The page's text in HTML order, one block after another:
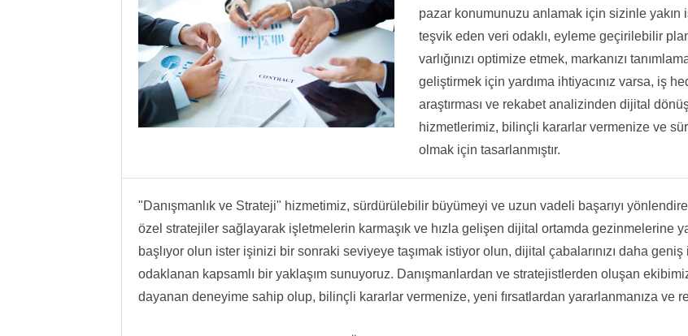
pazar konumunuzu anlamak için sizinle
teşvik eden veri odaklı, eyleme geçirilebilir
varlığınızı optimize etmek, markanızı
geliştirmek için yardıma ihtiyacınız varsa, iş
araştırması ve rekabet analizinden dijital
hizmetlerimiz, bilinçli kararlar vermenize ve
olmak için tasarlanmıştır.
"Danışmanlık ve Strateji" hizmetimiz, sürdürülebilir büyümeyi ve uzun vadeli başarıyı
özel stratejiler sağlayarak işletmelerin karmaşık ve hızla gelişen dijital ortamda gezinmelerine
başlıyor olun ister işinizi bir sonraki seviyeye taşımak istiyor olun, dijital çabalarınızı daha
odaklanan kapsamlı bir yaklaşım sunuyoruz. Danışmanlardan ve stratejistlerden oluşan
dayanan deneyime sahip olup, bilinçli kararlar vermenize, yeni fırsatlardan yararlanmanıza ve